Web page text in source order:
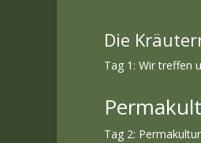
Die
Tag 1: Wir treffen
Tag 2: